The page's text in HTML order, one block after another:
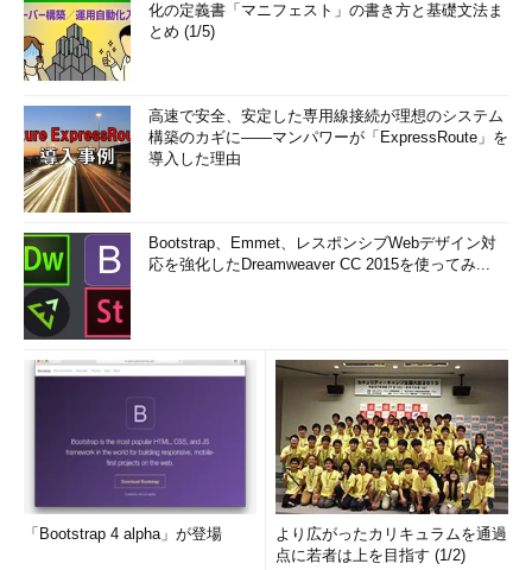
化の定義書「マニフェスト」の書き方と基礎文法ま
とめ (1/5)
高速で安全、安定した専用線接続が理想のシステム
構築のカギに――マンパワーが「ExpressRoute」を
導入した理由
Bootstrap、Emmet、レスポンシブWebデザイン対
応を強化したDreamweaver CC 2015を使ってみ...
「Bootstrap 4 alpha」が登場
より広がったカリキュラムを通過
点に若者は上を目指す (1/2)